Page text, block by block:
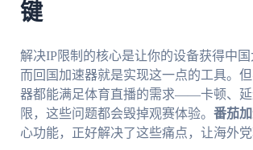
键
解决IP限制的核心是让你的设备获得中国
而回国加速器就是实现这一点的工具。
器都能满足体育直播的需求——卡顿、延
限，这些问题都会毁掉观赛体验。 番茄
心功能，正好解决了这些痛点，让海外党